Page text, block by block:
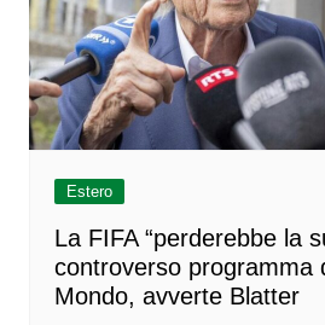
Estero
La FIFA “perderebbe la
controverso programma
Mondo, avverte Blatter